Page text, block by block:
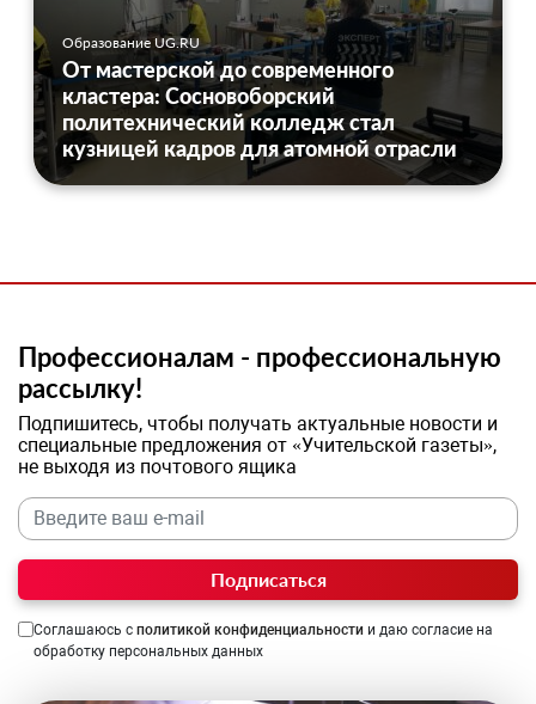
Образование UG.RU
От мастерской до современного
кластера: Сосновоборский
политехнический колледж стал
кузницей кадров для атомной отрасли
Профессионалам - профессиональную
рассылку!
Подпишитесь, чтобы получать актуальные новости и
специальные предложения от «Учительской газеты»,
не выходя из почтового ящика
Подписаться
Соглашаюсь с политикой конфиденциальности и даю согласие на
обработку персональных данных